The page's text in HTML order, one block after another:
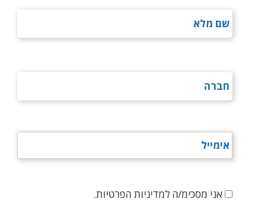
אני מסכימ/ה למדיניות הפרטיות.